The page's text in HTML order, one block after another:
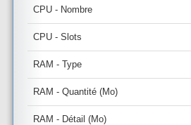
CPU - Nombre
CPU - Slots
RAM - Type
RAM - Quantité (Mo)
RAM - Détail (Mo)